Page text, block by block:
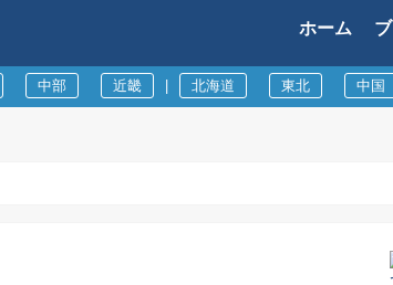
ホーム
中部 近畿 北海道 東北 中国